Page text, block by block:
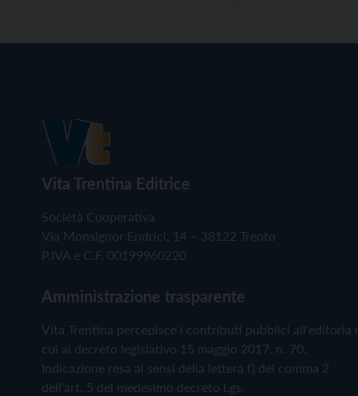
Vita Trentina Editrice
Società Cooperativa
Via Monsignor Endrici, 14 – 38122 Trento
P.IVA e C.F. 00199960220
Amministrazione trasparente
Vita Trentina percepisce i contributi pubblici all'editoria
cui al decreto legislativo 15 maggio 2017, n. 70.
Indicazione resa ai sensi della lettera f) del comma 2
dell'art. 5 del medesimo decreto Lgs.